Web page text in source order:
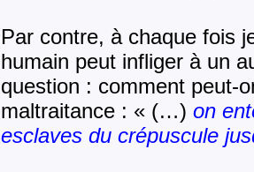
Par contre, à chaque fois
humain peut infliger à un
question : comment peut-
maltraitance : « (…) on
esclaves du crépuscule